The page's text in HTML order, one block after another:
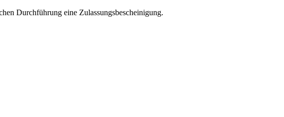
Durchführung eine Zulassungsbescheinigung.